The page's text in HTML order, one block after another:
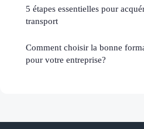
5 étapes essentielles pour
transport
Comment choisir la bonne
pour votre entreprise?